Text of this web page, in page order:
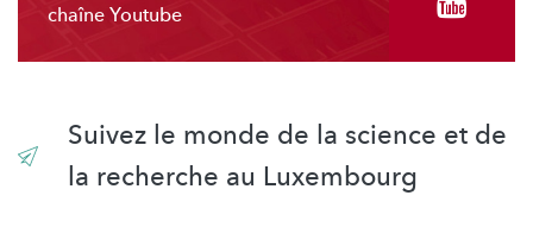
chaîne Youtube
Suivez le monde de la science et de
la recherche au Luxembourg